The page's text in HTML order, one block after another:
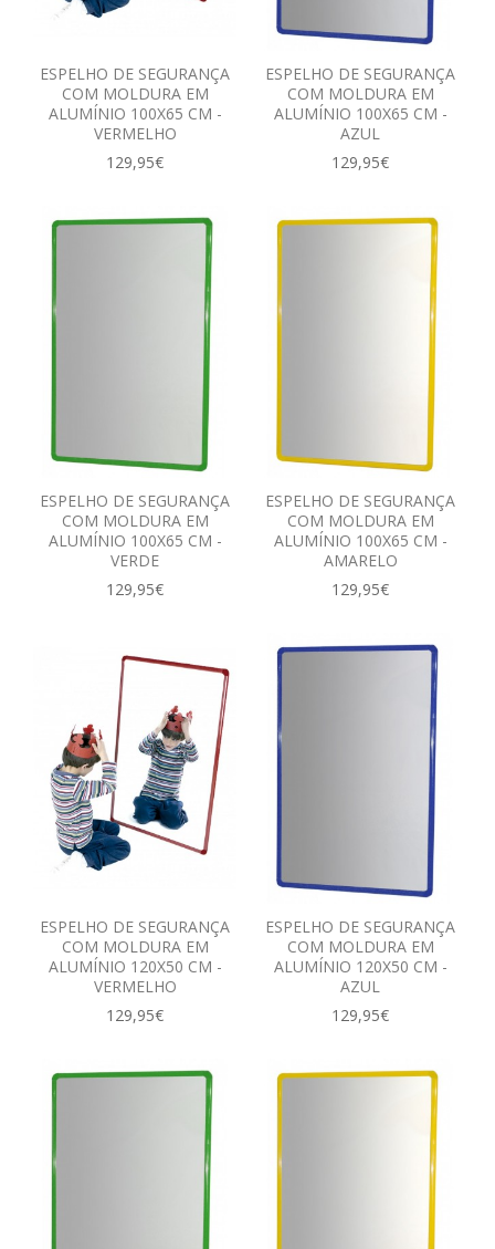
ESPELHO DE SEGURANÇA
COM MOLDURA EM
ALUMÍNIO 100X65 CM -
VERMELHO
129,95€
ESPELHO DE SEGURANÇA
COM MOLDURA EM
ALUMÍNIO 100X65 CM -
AZUL
129,95€
ESPELHO DE SEGURANÇA
COM MOLDURA EM
ALUMÍNIO 100X65 CM -
VERDE
129,95€
ESPELHO DE SEGURANÇA
COM MOLDURA EM
ALUMÍNIO 100X65 CM -
AMARELO
129,95€
ESPELHO DE SEGURANÇA
COM MOLDURA EM
ALUMÍNIO 120X50 CM -
VERMELHO
129,95€
ESPELHO DE SEGURANÇA
COM MOLDURA EM
ALUMÍNIO 120X50 CM -
AZUL
129,95€